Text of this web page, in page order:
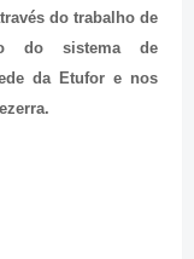
do trabalho de
do sistema de
da Etufor e nos